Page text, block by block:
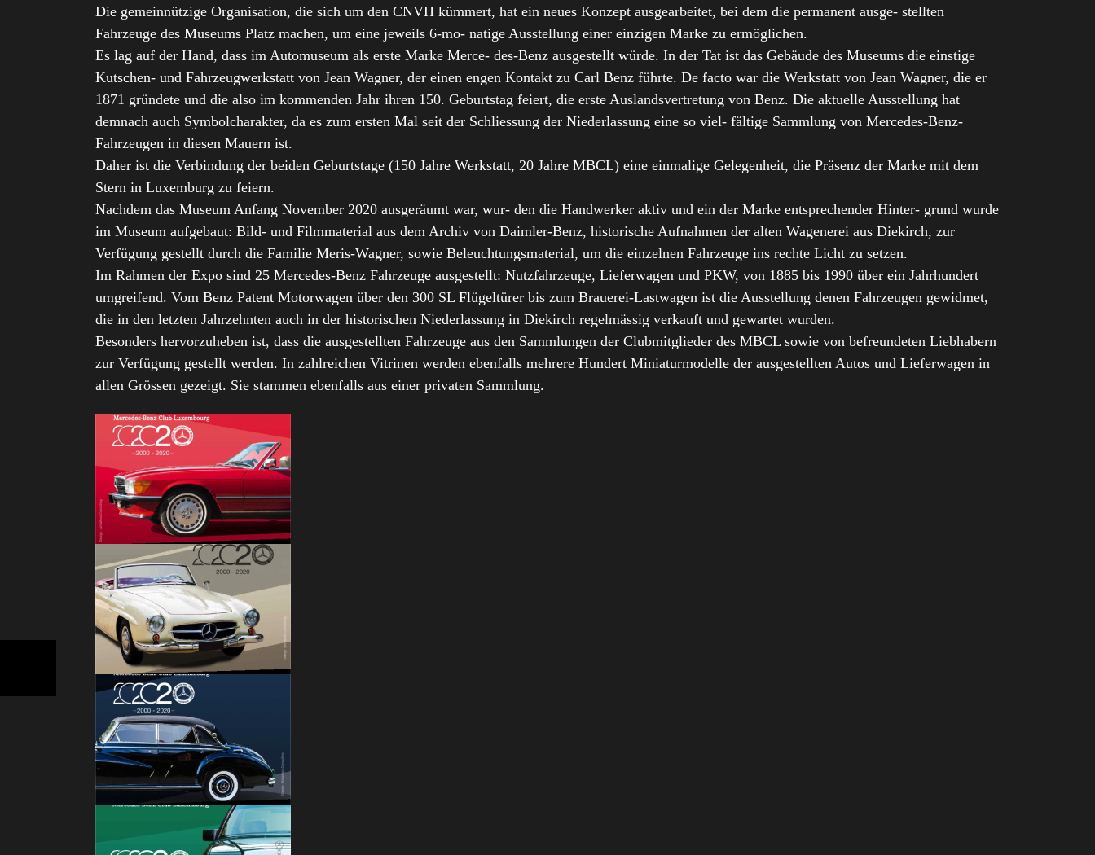
Die gemeinnützige Organisation, die sich um den CNVH kümmert, hat ein neues Konzept ausgearbeitet, bei dem die permanent ausge- stellten
Fahrzeuge des Museums Platz machen, um eine jeweils 6-mo- natige Ausstellung einer einzigen Marke zu ermöglichen.
Es lag auf der Hand, dass im Automuseum als erste Marke Merce- des-Benz ausgestellt würde. In der Tat ist das Gebäude des Museums die einstige
Kutschen- und Fahrzeugwerkstatt von Jean Wagner, der einen engen Kontakt zu Carl Benz führte. De facto war die Werkstatt von Jean Wagner, die er
1871 gründete und die also im kommenden Jahr ihren 150. Geburtstag feiert, die erste Auslandsvertretung von Benz. Die aktuelle Ausstellung hat
demnach auch Symbolcharakter, da es zum ersten Mal seit der Schliessung der Niederlassung eine so viel- fältige Sammlung von Mercedes-Benz-
Fahrzeugen in diesen Mauern ist.
Daher ist die Verbindung der beiden Geburtstage (150 Jahre Werkstatt, 20 Jahre MBCL) eine einmalige Gelegenheit, die Präsenz der Marke mit dem
Stern in Luxemburg zu feiern.
Nachdem das Museum Anfang November 2020 ausgeräumt war, wur- den die Handwerker aktiv und ein der Marke entsprechender Hinter- grund wurde
im Museum aufgebaut: Bild- und Filmmaterial aus dem Archiv von Daimler-Benz, historische Aufnahmen der alten Wagenerei aus Diekirch, zur
Verfügung gestellt durch die Familie Meris-Wagner, sowie Beleuchtungsmaterial, um die einzelnen Fahrzeuge ins rechte Licht zu setzen.
Im Rahmen der Expo sind 25 Mercedes-Benz Fahrzeuge ausgestellt: Nutzfahrzeuge, Lieferwagen und PKW, von 1885 bis 1990 über ein Jahrhundert
umgreifend. Vom Benz Patent Motorwagen über den 300 SL Flügeltürer bis zum Brauerei-Lastwagen ist die Ausstellung denen Fahrzeugen gewidmet,
die in den letzten Jahrzehnten auch in der historischen Niederlassung in Diekirch regelmässig verkauft und gewartet wurden.
Besonders hervorzuheben ist, dass die ausgestellten Fahrzeuge aus den Sammlungen der Clubmitglieder des MBCL sowie von befreundeten Liebhabern
zur Verfügung gestellt werden. In zahlreichen Vitrinen werden ebenfalls mehrere Hundert Miniaturmodelle der ausgestellten Autos und Lieferwagen in
allen Grössen gezeigt. Sie stammen ebenfalls aus einer privaten Sammlung.